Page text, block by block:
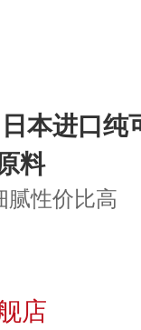
本进口纯
料
腻性价比高
店